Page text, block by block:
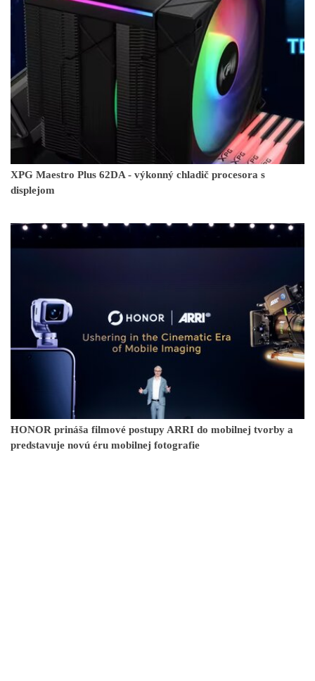
XPG Maestro Plus 62DA - výkonný chladič procesora s
displejom
HONOR prináša filmové postupy ARRI do mobilnej tvorby a
predstavuje novú éru mobilnej fotografie